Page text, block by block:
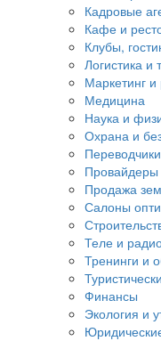
Кадровые
Кафе и
Клубы,
Логистика и
Маркетинг
Медицина
Наука и
Охрана и
Переводчики
Провайдеры
Продажа
Салоны
Теле и
Тренинги и
Финансы
Экология и